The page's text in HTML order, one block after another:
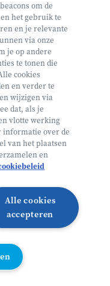
€ 160
Helan: €128
Inschrijven
om de
het gebruik te
en je relevante
via onze
je op andere
te tonen die
cookies
en verder te
wijzigen via
dat, als je
vlotte werking
informatie over de
van het plaatsen
en
Alle cookies
accepteren